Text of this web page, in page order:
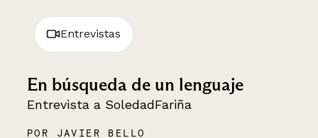
Entrevistas
En búsqueda de un lenguaje
Entrevista a SoledadFariña
POR JAVIER BELLO